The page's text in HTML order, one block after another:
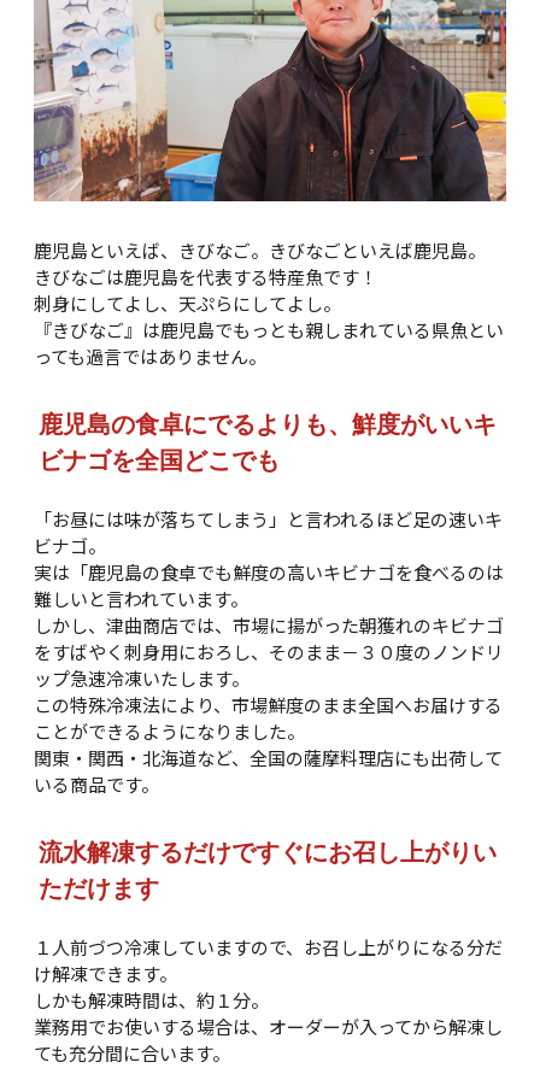
鹿児島といえば、きびなご。きびなごといえば鹿児島。
きびなごは鹿児島を代表する特産魚です！
刺身にしてよし、天ぷらにしてよし。
『きびなご』は鹿児島でもっとも親しまれている県魚とい
っても過言ではありません。
鹿児島の食卓にでるよりも、鮮度がいいキ
ビナゴを全国どこでも
「お昼には味が落ちてしまう」と言われるほど足の速いキ
ビナゴ。
実は「鹿児島の食卓でも鮮度の高いキビナゴを食べるのは
難しいと言われています。
しかし、津曲商店では、市場に揚がった朝獲れのキビナゴ
をすばやく刺身用におろし、そのまま－３０度のノンドリ
ップ急速冷凍いたします。
この特殊冷凍法により、市場鮮度のまま全国へお届けする
ことができるようになりました。
関東・関西・北海道など、全国の薩摩料理店にも出荷して
いる商品です。
流水解凍するだけですぐにお召し上がりい
ただけます
１人前づつ冷凍していますので、お召し上がりになる分だ
け解凍できます。
しかも解凍時間は、約１分。
業務用でお使いする場合は、オーダーが入ってから解凍し
ても充分間に合います。